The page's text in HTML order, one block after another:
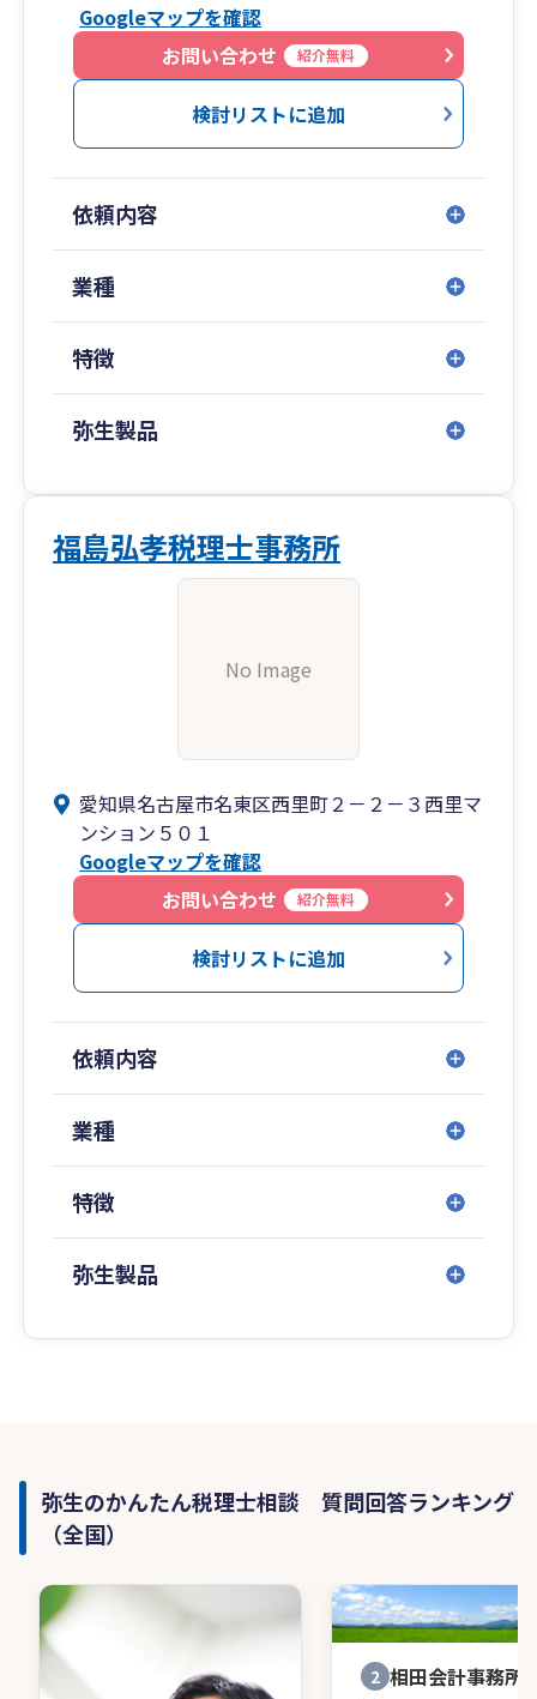
Googleマップを確認
お問い合わせ
紹介無料
検討リストに追加
依頼内容
業種
特徴
弥生製品
福島弘孝税理士事務所
No Image
愛知県名古屋市名東区西里町２－２－３西里マ
ンション５０１
Googleマップを確認
お問い合わせ
紹介無料
検討リストに追加
依頼内容
業種
特徴
弥生製品
弥生のかんたん税理士相談 質問回答ランキング
（全国）
2 相田会計事務所